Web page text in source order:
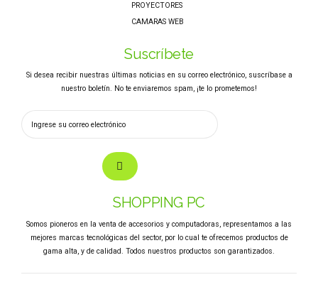
PROYECTORES
CAMARAS WEB
Suscríbete
Si desea recibir nuestras últimas noticias en su correo electrónico, suscríbase a
nuestro boletín. No te enviaremos spam, ¡te lo prometemos!
SHOPPING PC
Somos pioneros en la venta de accesorios y computadoras, representamos a las
mejores marcas tecnológicas del sector, por lo cual te ofrecemos productos de
gama alta, y de calidad. Todos nuestros productos son garantizados.